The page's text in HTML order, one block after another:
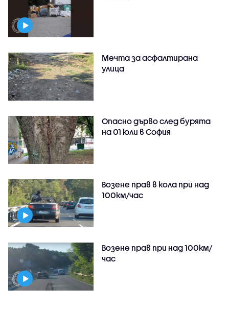
Мечта за асфалтирана
улица
Опасно дърво след бурята
на 01 юли в София
Возене прав в кола при над
100км/час
Возене прав при над 100км/
час